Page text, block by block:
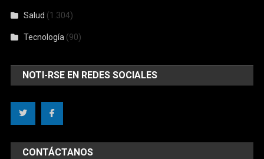
Salud (1.304)
Tecnología (90)
NOTI-RSE EN REDES SOCIALES
CONTÁCTANOS